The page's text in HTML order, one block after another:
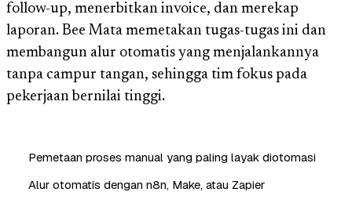
follow-up, menerbitkan invoice, dan merekap
laporan. Bee Mata memetakan tugas-tugas ini dan
membangun alur otomatis yang menjalankannya
tanpa campur tangan, sehingga tim fokus pada
pekerjaan bernilai tinggi.
Pemetaan proses manual yang paling layak diotomasi
Alur otomatis dengan n8n, Make, atau Zapier